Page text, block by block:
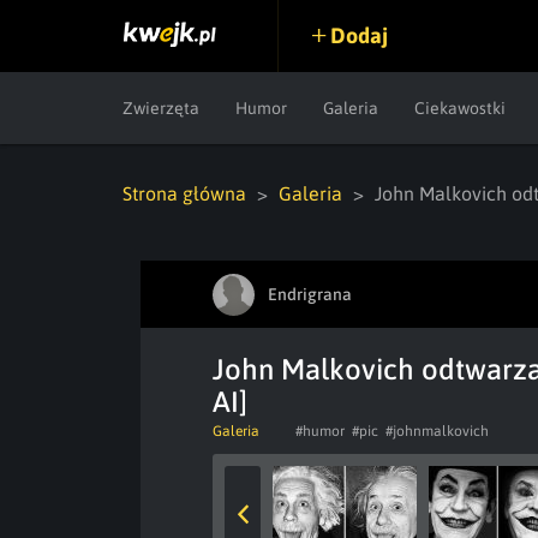
Dodaj
Zwierzęta Humor Galeria Ciekawostki
Strona główna Galeria John Malkovich
Endrigrana
John Malkovich
AI]
Galeria #humor #pic #johnmalkovich